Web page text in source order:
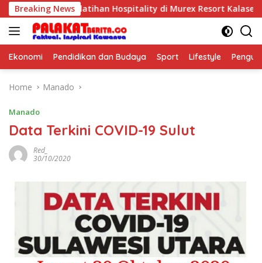
Skip
to
content
Breaking News
Kids Pelatihan Hospitality di Murex Resort Kalasey
Ekonomi Pendidikan dan Budaya Sport Lifestyle
Home Manado
Manado
Data Terkini COVID-19 Sulut
Red_
30/10/2020